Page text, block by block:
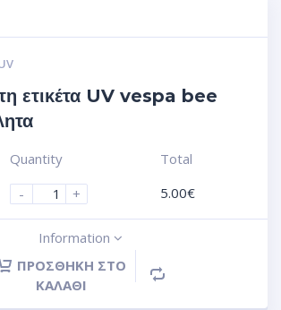
ετικέτα UV vespa bee
Quantity
-
+
Total
5.00€
Information
ΠΡΟΣΘΉΚΗ ΣΤΟ
ΚΑΛΆΘΙ